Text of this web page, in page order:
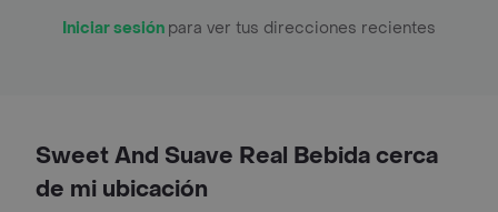
Iniciar sesión para ver tus direcciones recientes
Sweet And Suave Real Bebida cerca
de mi ubicación